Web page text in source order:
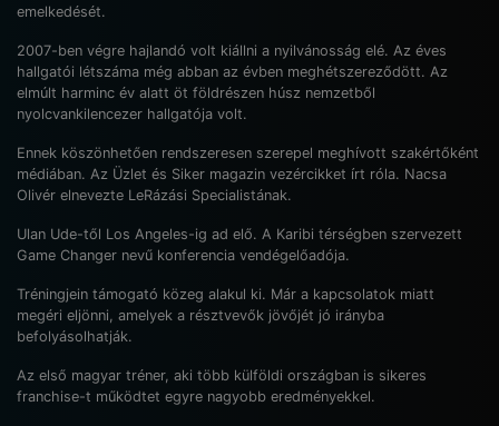
emelkedését.
2007-ben végre hajlandó volt kiállni a nyilvánosság elé. Az éves
hallgatói létszáma még abban az évben meghétszereződött. Az
elmúlt harminc év alatt öt földrészen húsz nemzetből
nyolcvankilencezer hallgatója volt.
Ennek köszönhetően rendszeresen szerepel meghívott szakértőként
médiában. Az Üzlet és Siker magazin vezércikket írt róla. Nacsa
Olivér elnevezte LeRázási Specialistának.
Ulan Ude-től Los Angeles-ig ad elő. A Karibi térségben szervezett
Game Changer nevű konferencia vendégelőadója.
Tréningjein támogató közeg alakul ki. Már a kapcsolatok miatt
megéri eljönni, amelyek a résztvevők jövőjét jó irányba
befolyásolhatják.
Az első magyar tréner, aki több külföldi országban is sikeres
franchise-t működtet egyre nagyobb eredményekkel.